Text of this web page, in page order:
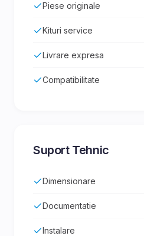
Piese originale
Kituri service
Livrare expresa
Compatibilitate
Suport Tehnic
Dimensionare
Documentatie
Instalare